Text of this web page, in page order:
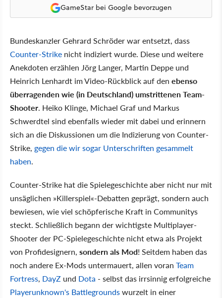
GameStar bei Google bevorzugen
Bundeskanzler Gehrard Schröder war entsetzt, dass
Counter-Strike nicht indiziert wurde. Diese und weitere
Anekdoten erzählen Jörg Langer, Martin Deppe und
Heinrich Lenhardt im Video-Rückblick auf den ebenso
überragenden wie (in Deutschland) umstrittenen Team-
Shooter. Heiko Klinge, Michael Graf und Markus
Schwerdtel sind ebenfalls wieder mit dabei und erinnern
sich an die Diskussionen um die Indizierung von Counter-
Strike, gegen die wir sogar Unterschriften gesammelt
haben.
Counter-Strike hat die Spielegeschichte aber nicht nur mit
unsäglichen »Killerspiel«-Debatten geprägt, sondern auch
bewiesen, wie viel schöpferische Kraft in Communitys
steckt. Schließlich begann der wichtigste Multiplayer-
Shooter der PC-Spielegeschichte nicht etwa als Projekt
von Profidesignern, sondern als Mod! Seitdem haben das
noch andere Ex-Mods untermauert, allen voran Team
Fortress, DayZ und Dota - selbst das irrsinnig erfolgreiche
Playerunknown's Battlegroundswurzelt in einer